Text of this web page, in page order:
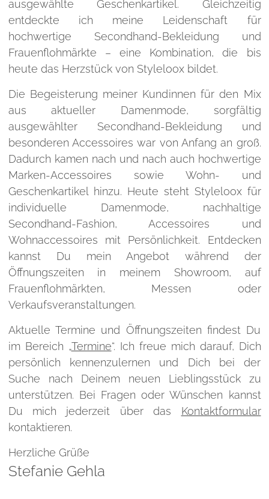
ausgewählte Geschenkartikel. Gleichzeitig
entdeckte ich meine Leidenschaft für
hochwertige Secondhand-Bekleidung und
Frauenflohmärkte – eine Kombination, die bis
heute das Herzstück von Styleloox bildet.
Die Begeisterung meiner Kundinnen für den Mix
aus aktueller Damenmode, sorgfältig
ausgewählter Secondhand-Bekleidung und
besonderen Accessoires war von Anfang an groß.
Dadurch kamen nach und nach auch hochwertige
Marken-Accessoires sowie Wohn- und
Geschenkartikel hinzu. Heute steht Styleloox für
individuelle Damenmode, nachhaltige
Secondhand-Fashion, Accessoires und
Wohnaccessoires mit Persönlichkeit. Entdecken
kannst Du mein Angebot während der
Öffnungszeiten in meinem Showroom, auf
Frauenflohmärkten, Messen oder
Verkaufsveranstaltungen.
Aktuelle Termine und Öffnungszeiten findest Du
im Bereich „Termine“. Ich freue mich darauf, Dich
persönlich kennenzulernen und Dich bei der
Suche nach Deinem neuen Lieblingsstück zu
unterstützen. Bei Fragen oder Wünschen kannst
Du mich jederzeit über das Kontaktformular
kontaktieren.
Herzliche Grüße
Stefanie Gehla